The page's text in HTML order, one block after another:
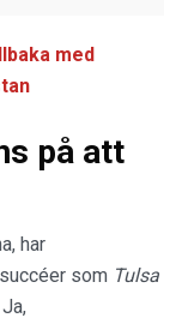
med
på att
har
som Tulsa